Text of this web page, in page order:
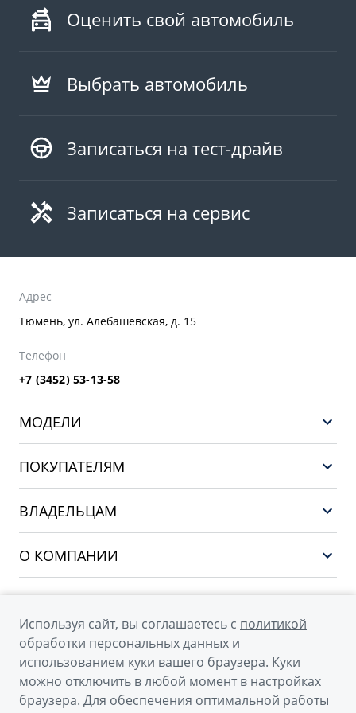
MONJARO
от 4 349 990 ₽*
PREFACE
от 3 079 990 ₽*
Аксессуары
Автокредит
Страхование
Советы по эксплуатации
ПОДДЕРЖКА
Гарантия Geely
Вопросы и ответы
Оценить свой автомобиль
Выбрать автомобиль
Записаться на тест-драйв
Записаться на сервис
Адрес
Тюмень, ул. Алебашевская, д. 15
Телефон
+7 (3452) 53-13-58
МОДЕЛИ
CITYRAY
ATLAS
OKAVANGO
MONJARO
Архивные модели
ПОКУПАТЕЛЯМ
Финансы и услуги
ВЛАДЕЛЬЦАМ
О КОМПАНИИ
Новости
Наша команда
Правовая информация
Мы в соцсетях
Используя сайт, вы соглашаетесь с политикой
обработки персональных данных и
использованием куки вашего браузера. Куки
можно отключить в любой момент в настройках
браузера. Для обеспечения оптимальной работы